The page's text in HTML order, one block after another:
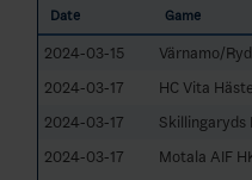
Date Game
2024-03-15 Värnamo/
2024-03-17
HC Vita
2024-03-17
Skillingaryds
2024-03-17
Motala AIF